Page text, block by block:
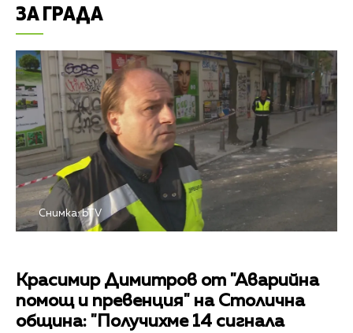
ЗА ГРАДА
Снимка: bTV
Красимир Димитров от "Аварийна
помощ и превенция" на Столична
община: "Получихме 14 сигнала